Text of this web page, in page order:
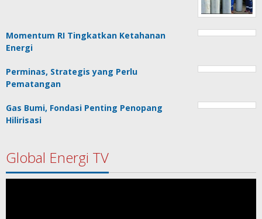
Momentum RI Tingkatkan Ketahanan
Energi
Perminas, Strategis yang Perlu
Pematangan
Gas Bumi, Fondasi Penting Penopang
Hilirisasi
Global Energi TV